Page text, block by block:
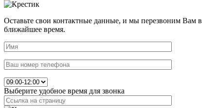
Оставьте свои контактные данные, и мы перезвоним Вам в
ближайшее время.
Выберите удобное время для звонка